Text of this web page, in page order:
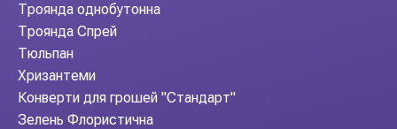
Троянда однобутонна
Троянда Спрей
Тюльпан
Хризантеми
Конверти для грошей "Стандарт"
Зелень Флористична